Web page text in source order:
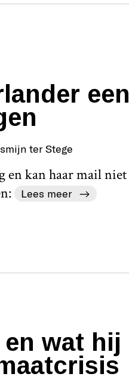
een
ter Stege
en kan haar mail niet
Lees meer
wat hij